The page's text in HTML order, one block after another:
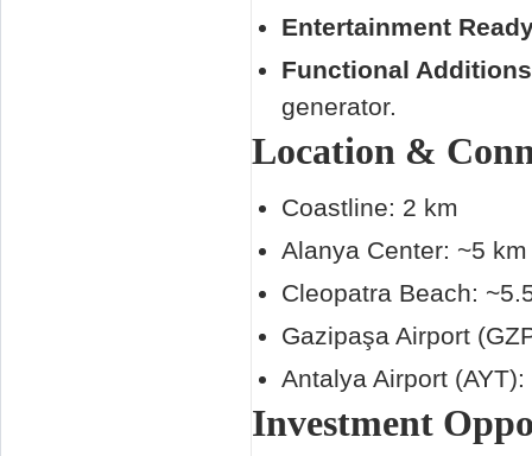
Entertainment
Functional
generator.
Location &
Coastline: 2 km
Alanya Center: ~5 km
Cleopatra Beach:
Gazipaşa Airport
Antalya Airport
Investment